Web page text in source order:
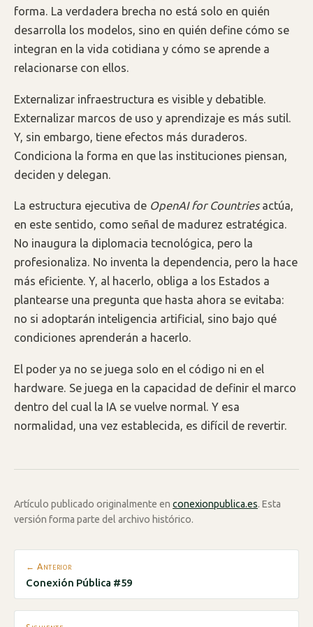
forma. La verdadera brecha no está solo en quién
desarrolla los modelos, sino en quién define cómo se
integran en la vida cotidiana y cómo se aprende a
relacionarse con ellos.
Externalizar infraestructura es visible y debatible.
Externalizar marcos de uso y aprendizaje es más sutil.
Y, sin embargo, tiene efectos más duraderos.
Condiciona la forma en que las instituciones piensan,
deciden y delegan.
La estructura ejecutiva de OpenAI for Countriesactúa,
en este sentido, como señal de madurez estratégica.
No inaugura la diplomacia tecnológica, pero la
profesionaliza. No inventa la dependencia, pero la hace
más eficiente. Y, al hacerlo, obliga a los Estados a
plantearse una pregunta que hasta ahora se evitaba:
no si adoptarán inteligencia artificial, sino bajo qué
condiciones aprenderán a hacerlo.
El poder ya no se juega solo en el código ni en el
hardware. Se juega en la capacidad de definir el marco
dentro del cual la IA se vuelve normal. Y esa
normalidad, una vez establecida, es difícil de revertir.
Artículo publicado originalmente en conexionpublica.es. Esta
versión forma parte del archivo histórico.
← Anterior
Conexión Pública #59